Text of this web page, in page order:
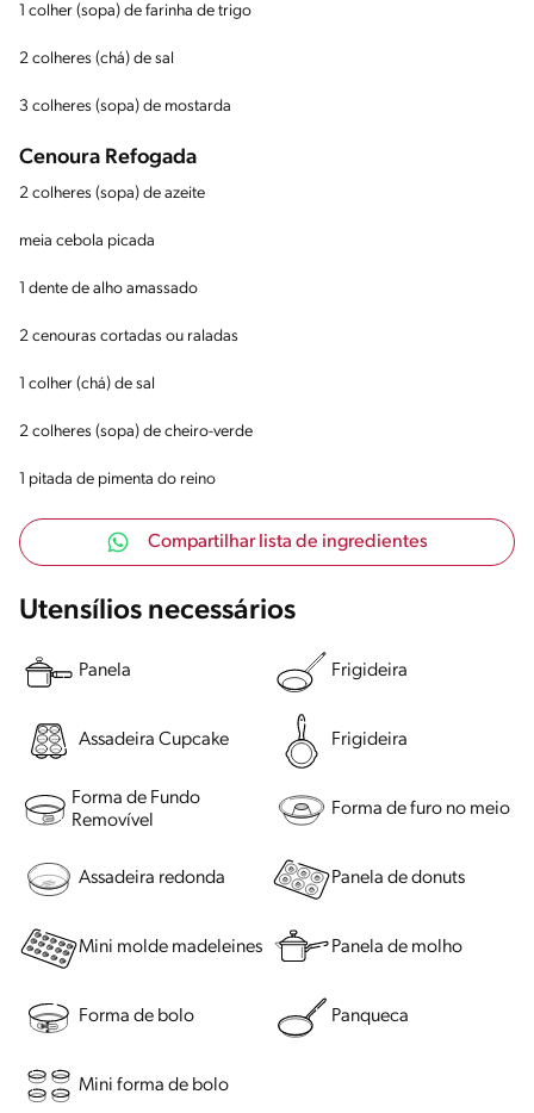
1 colher (sopa) de farinha de trigo
2 colheres (chá) de sal
3 colheres (sopa) de mostarda
Cenoura Refogada
2 colheres (sopa) de azeite
meia cebola picada
1 dente de alho amassado
2 cenouras cortadas ou raladas
1 colher (chá) de sal
2 colheres (sopa) de cheiro-verde
1 pitada de pimenta do reino
Compartilhar lista de ingredientes
Utensílios necessários
Panela Frigideira
Assadeira Cupcake Frigideira
Forma de Fundo
Removível
Forma de furo no meio
Assadeira redonda Panela de donuts
Mini molde madeleines Panela de molho
Forma de bolo Panqueca
Mini forma de bolo